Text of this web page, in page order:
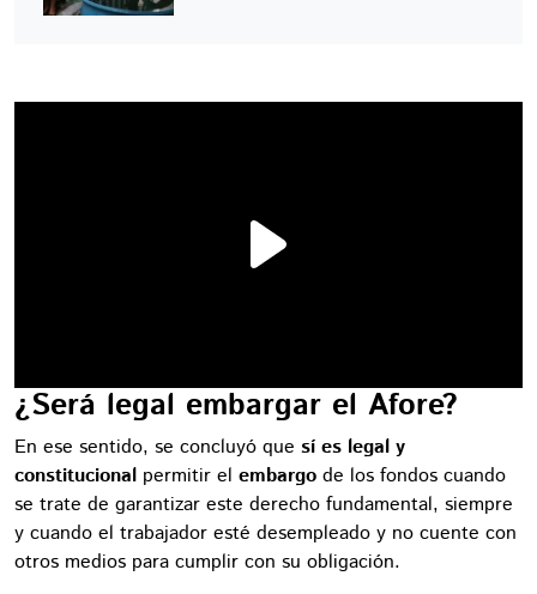
¿Será legal embargar el Afore?
En ese sentido, se concluyó que sí es legal y
constitucional permitir el embargo de los fondos cuando
se trate de garantizar este derecho fundamental, siempre
y cuando el trabajador esté desempleado y no cuente con
otros medios para cumplir con su obligación.